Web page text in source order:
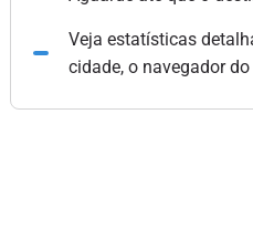
Veja estatísticas
cidade, o navegador